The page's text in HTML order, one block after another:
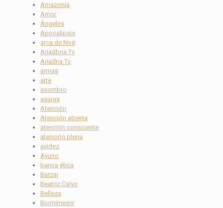
Amazonía
Amor
Ángeles
Apocalipsis
arca de Noé
Ariadbna Tv
Ariadna Tv
armas
arte
asombro
asuras
Atención
Atención abierta
atención consciente
atención plena
avidez
Ayuno
banca ética
Barzaj
Beatriz Calvo
Belleza
Biomímesis